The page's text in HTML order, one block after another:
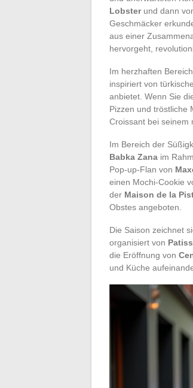
Lobsterund dann
Geschmäcker
aus einer
hervorgeht,
Im herzhaften
inspiriert von
anbietet. Wenn Sie
Pizzen und tröstliche
Croissant bei seinem
Im Bereich der
Babka Zana im
Pop-up-Flan von
einen Mochi-Cookie
der Maison de la
Obstes angeboten.
Die Saison zeichnet
organisiert von
die Eröffnung von
und Küche